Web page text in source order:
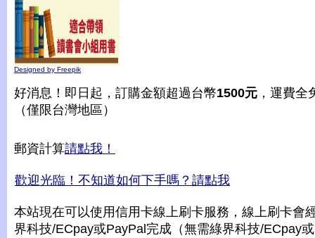
Designed by Freepik
好消息！即日起，訂購金額超過台幣1500元 ，運費全
（僅限台灣地區）
郵資計算請點我！
歡迎光臨！不知道如何下手嗎？請點我
本站現在可以使用信用卡線上刷卡服務，線上刷卡會
界科技/ECpay或PayPal完成（無需綠界科技/ECpay或